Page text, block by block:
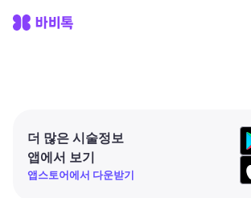
더 많은 시술정보
앱에서 보기
앱스토어에서 다운받기